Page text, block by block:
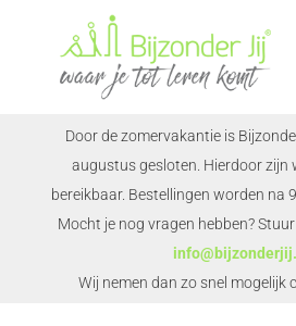
Door de zomervakantie is
augustus gesloten. Hierdoor zijn
bereikbaar. Bestellingen worden na
Mocht je nog vragen hebben?
Wij nemen dan zo snel mogelijk